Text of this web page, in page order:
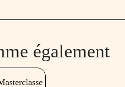
également